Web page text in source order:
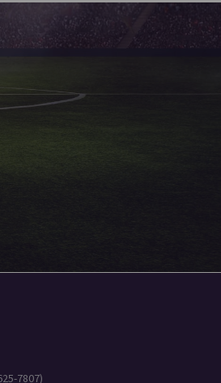
7807)